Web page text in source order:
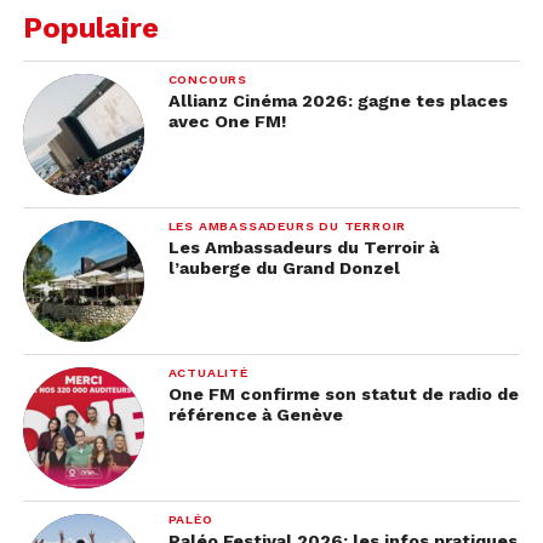
Populaire
CONCOURS
Allianz Cinéma 2026: gagne tes places
avec One FM!
LES AMBASSADEURS DU TERROIR
Les Ambassadeurs du Terroir à
l’auberge du Grand Donzel
ACTUALITÉ
One FM confirme son statut de radio de
référence à Genève
PALÉO